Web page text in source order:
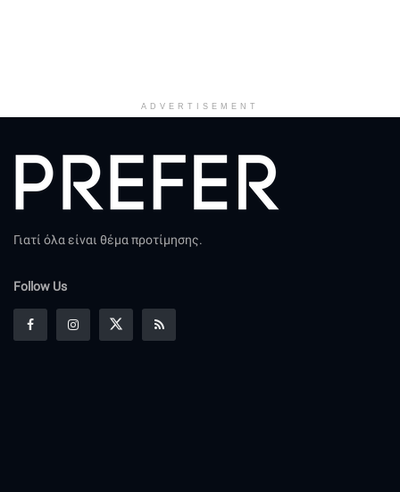
ADVERTISEMENT
Γιατί όλα είναι θέμα προτίμησης.
Follow Us